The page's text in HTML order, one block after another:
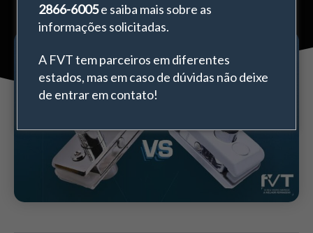
2866-6005e saiba mais sobre as
informações solicitadas.
A FVT tem parceiros em diferentes
estados, mas em caso de dúvidas não deixe
de entrar em contato!